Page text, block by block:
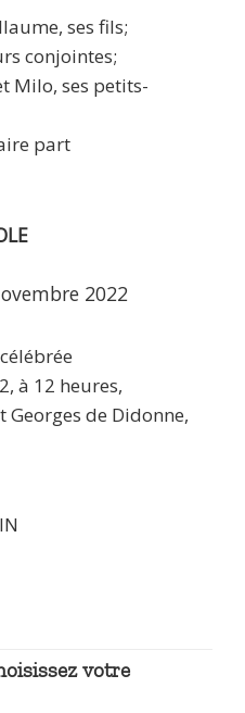
ses fils;
conjointes;
Milo, ses petits-
part
2022
à 12 heures,
de Didonne,
votre